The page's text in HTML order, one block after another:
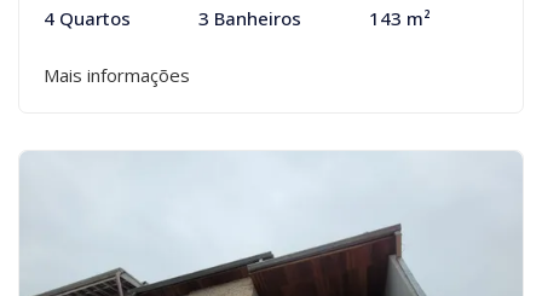
4 Quartos 3 Banheiros 143 m²
Mais informações